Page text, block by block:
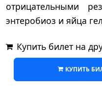
отрицательными
энтеробиоз и яйца
Купить билет на
КУПИТЬ